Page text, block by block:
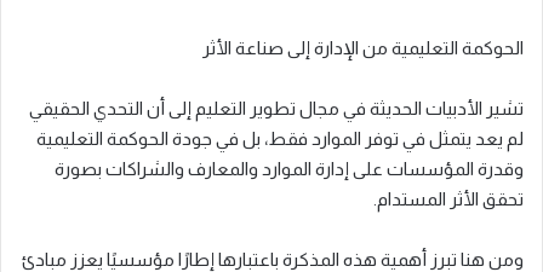
الحوكمة التعليمية من الإدارة إلى صناعة الأثر
تشير الأدبيات الحديثة في مجال تطوير التعليم إلى أن التحدي الحقيقي
لم يعد يتمثل في توفر الموارد فقط، بل في جودة الحوكمة التعليمية
وقدرة المؤسسات على إدارة الموارد والمعارف والشراكات بصورة
تحقق الأثر المستدام.
ومن هنا تبرز أهمية هذه المذكرة باعتبارها إطارًا مؤسسيًا يعزز مبادئ